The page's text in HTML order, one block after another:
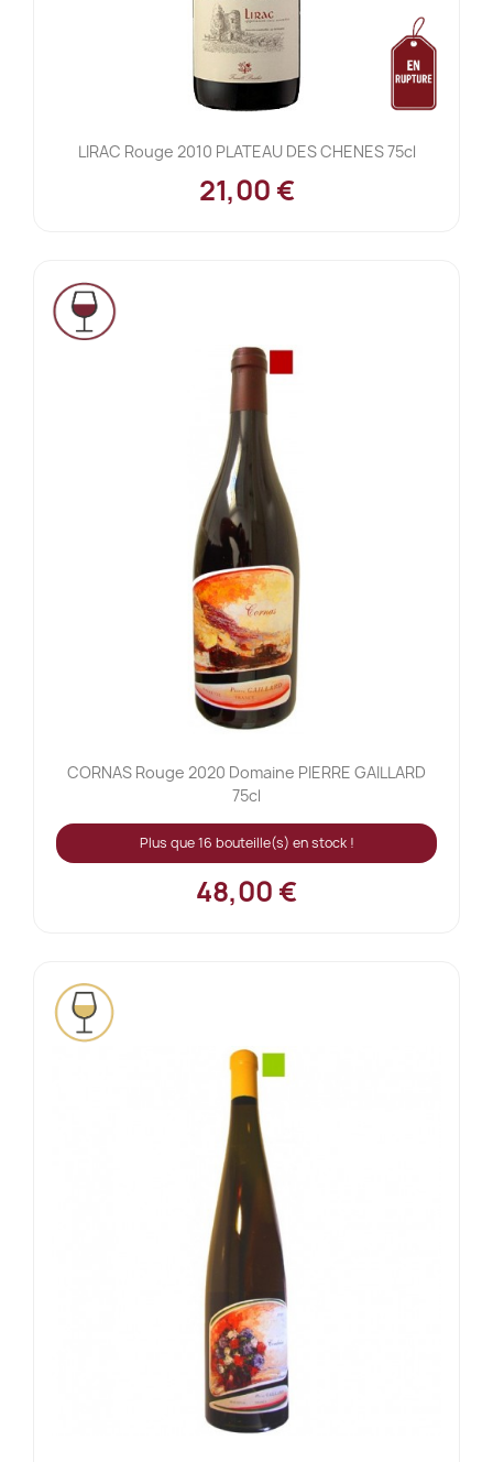
LIRAC Rouge 2010 PLATEAU DES CHENES 75cl
21,00 €
CORNAS Rouge 2020 Domaine PIERRE GAILLARD
75cl
Plus que 16 bouteille(s) en stock !
48,00 €